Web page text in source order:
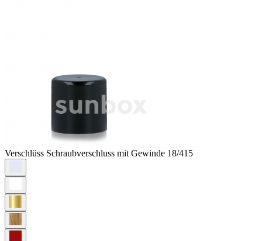
Verschlüss Schraubverschluss mit Gewinde 18/415